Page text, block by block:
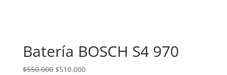
Batería BOSCH S4 970
$550.000 El precio original era: $550.000.
$510.000El precio actual es: $510.000.